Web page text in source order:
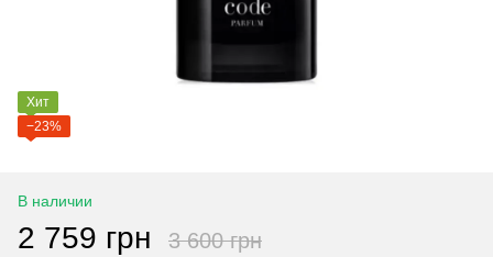
Хит
−23%
В наличии
2 759 грн 3 600 грн